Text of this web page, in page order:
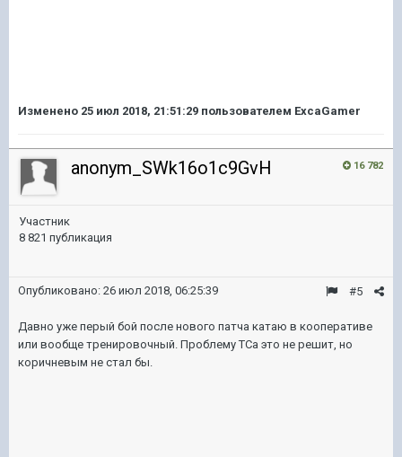
Изменено 25 июл 2018, 21:51:29 пользователем ExcaGamer
16 782
anonym_SWk16o1c9GvH
Участник
8 821 публикация
#5
Опубликовано: 26 июл 2018, 06:25:39
Давно уже перый бой после нового патча катаю в кооперативе
или вообще тренировочный. Проблему ТСа это не решит, но
коричневым не стал бы.